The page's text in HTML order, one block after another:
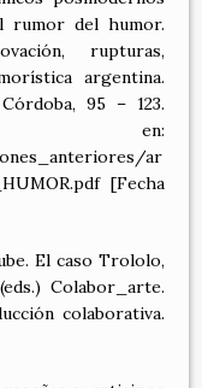
rumor del humor.
rupturas,
argentina.
95 – 123.
en:
ar
[Fecha
El caso Trololo,
Colabor_arte.
colaborativa.